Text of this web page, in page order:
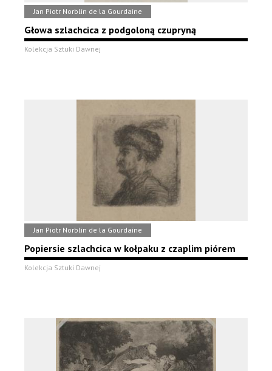
Jan Piotr Norblin de la Gourdaine
Głowa szlachcica z podgoloną czupryną
Kolekcja Sztuki Dawnej
Jan Piotr Norblin de la Gourdaine
Popiersie szlachcica w kołpaku z czaplim piórem
Kolekcja Sztuki Dawnej